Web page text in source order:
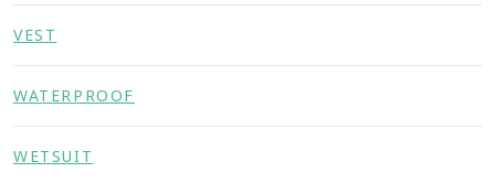
VEST
WATERPROOF
WETSUIT